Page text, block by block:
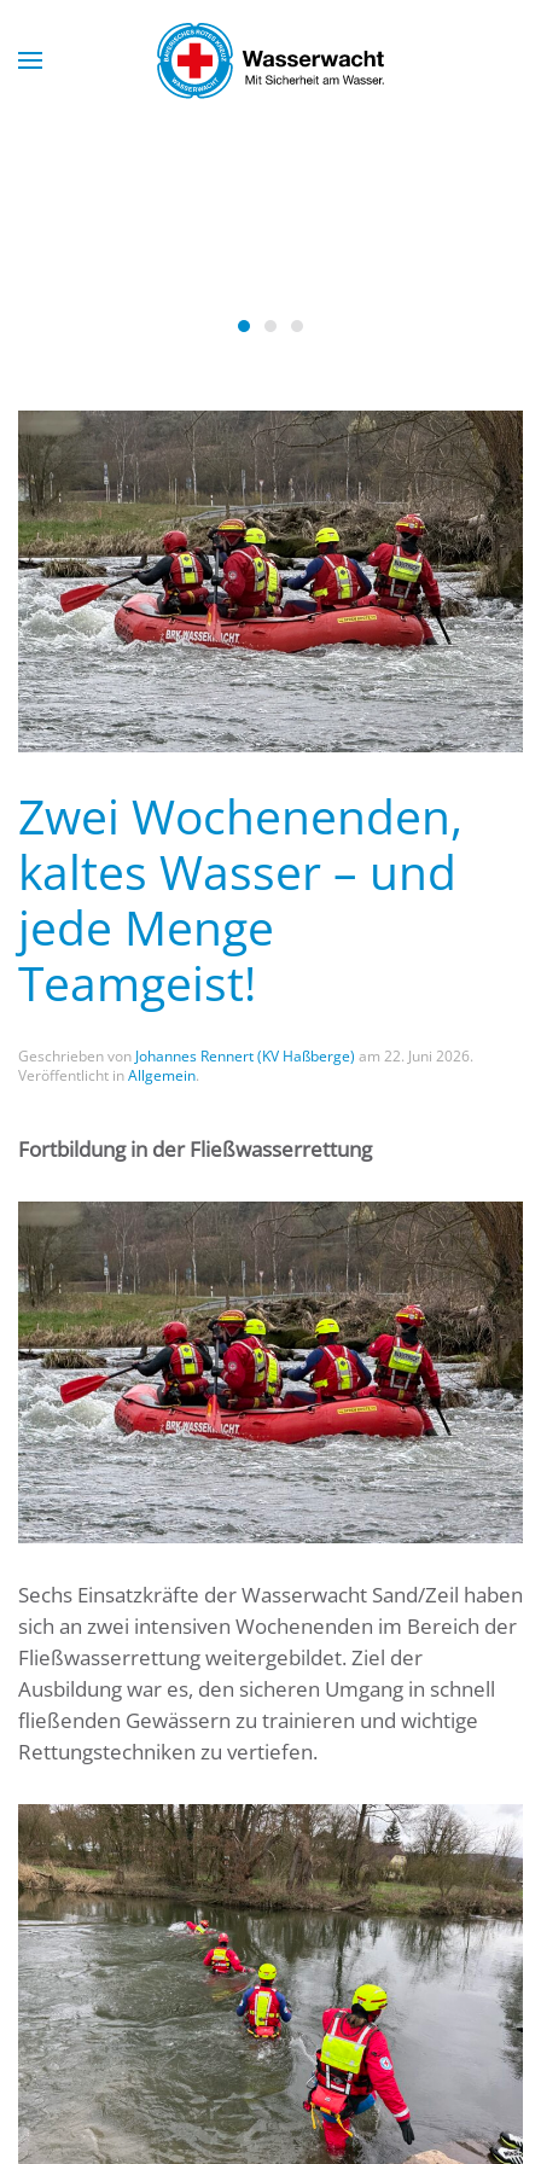
Skip to main content
BAYERN
Wasserwacht Bayern
Wasserwacht Bayern
Zwei Wochenenden,
kaltes Wasser – und
jede Menge
Teamgeist!
Geschrieben von Johannes Rennert (KV Haßberge) am 22. Juni 2026.
Veröffentlicht inAllgemein.
Fortbildung in der Fließwasserrettung
Sechs Einsatzkräfte der Wasserwacht Sand/Zeil haben
sich an zwei intensiven Wochenenden im Bereich der
Fließwasserrettung weitergebildet. Ziel der
Ausbildung war es, den sicheren Umgang in schnell
fließenden Gewässern zu trainieren und wichtige
Rettungstechniken zu vertiefen.